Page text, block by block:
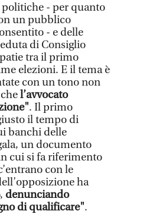
politiche - per quanto
un pubblico
- e delle
di Consiglio
tra il primo
elezioni. E il tema è
con un tono non
l’avvocato
. Il primo
il tempo di
banchi delle
un documento
cui si fa riferimento
con le
ha
denunciando
di qualificare".